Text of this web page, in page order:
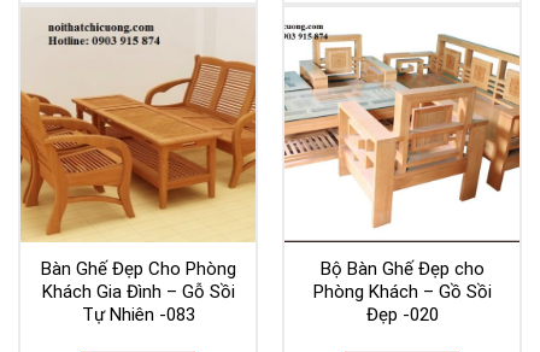
Bàn Ghế Đẹp Cho Phòng
Khách Gia Đình – Gỗ Sồi
Tự Nhiên -083
Bộ Bàn Ghế Đẹp cho
Phòng Khách – Gồ Sồi
Đẹp -020